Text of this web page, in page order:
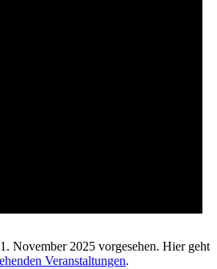
November 2025 vorgesehen. Hier geht
Veranstaltungen.